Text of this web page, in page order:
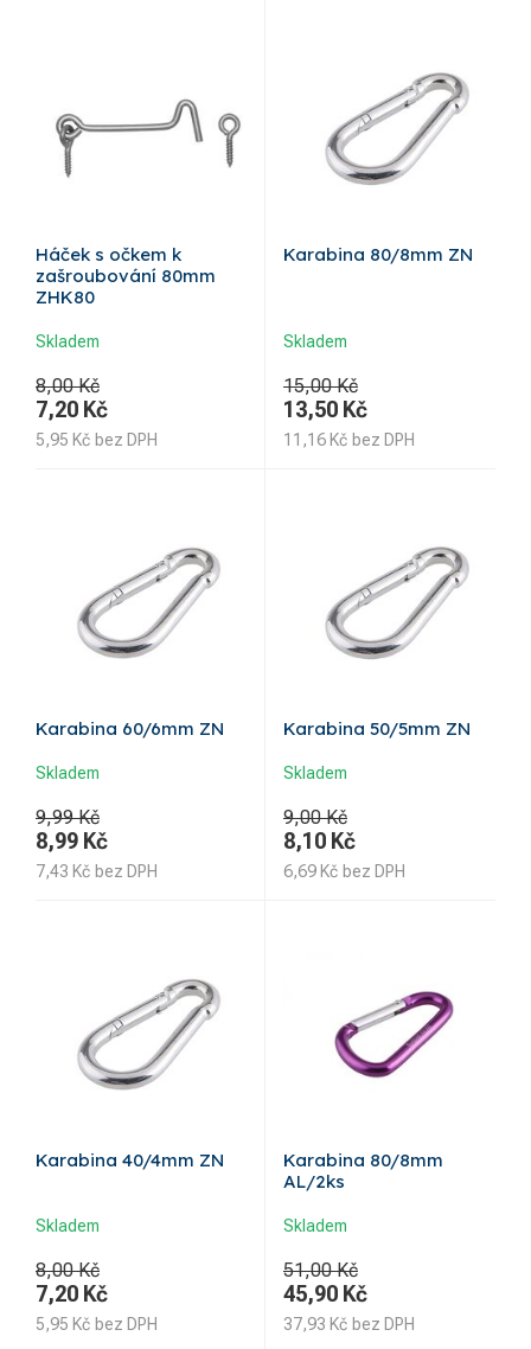
Háček s očkem k
zašroubování 80mm
ZHK80
Skladem
8,00 Kč
7,20 Kč
5,95 Kč bez DPH
Karabina 80/8mm ZN
Skladem
15,00 Kč
13,50 Kč
11,16 Kč bez DPH
Karabina 60/6mm ZN
Skladem
9,99 Kč
8,99 Kč
7,43 Kč bez DPH
Karabina 50/5mm ZN
Skladem
9,00 Kč
8,10 Kč
6,69 Kč bez DPH
Karabina 40/4mm ZN
Skladem
8,00 Kč
7,20 Kč
5,95 Kč bez DPH
Karabina 80/8mm
AL/2ks
Skladem
51,00 Kč
45,90 Kč
37,93 Kč bez DPH